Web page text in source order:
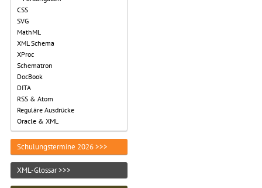
CSS
SVG
MathML
XML Schema
XProc
Schematron
DocBook
DITA
RSS & Atom
Reguläre Ausdrücke
Oracle & XML
Schulungstermine 2026 >>>
XML-Glossar >>>